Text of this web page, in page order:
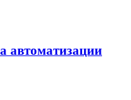
автоматизации